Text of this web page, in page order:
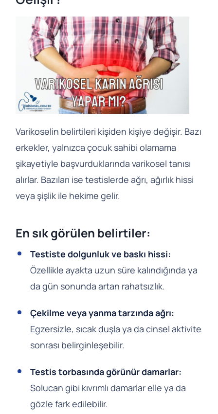
Varikoselin belirtileri kişiden kişiye değişir. Bazı
erkekler, yalnızca çocuk sahibi olamama
şikayetiyle başvurduklarında varikosel tanısı
alırlar. Bazıları ise testislerde ağrı, ağırlık hissi
veya şişlik ile hekime gelir.
En sık görülen belirtiler:
Testiste dolgunluk ve baskı hissi:
Özellikle ayakta uzun süre kalındığında ya
da gün sonunda artan rahatsızlık.
Çekilme veya yanma tarzında ağrı:
Egzersizle, sıcak duşla ya da cinsel aktivite
sonrası belirginleşebilir.
Testis torbasında görünür damarlar:
Solucan gibi kıvrımlı damarlar elle ya da
gözle fark edilebilir.